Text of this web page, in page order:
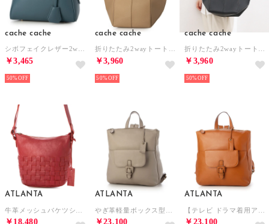
cache cache
シボフェイクレザー2wayボストンバッグ （BL）
￥3,465
50%
cache cache
折りたたみ2wayトートL （BE）
￥3,960
50%
cache cache
折りたたみ2wayトートL （BK）
￥3,960
50%
ATLANTA
￥18,480
ATLANTA
￥23,100
ATLANTA
￥23,100